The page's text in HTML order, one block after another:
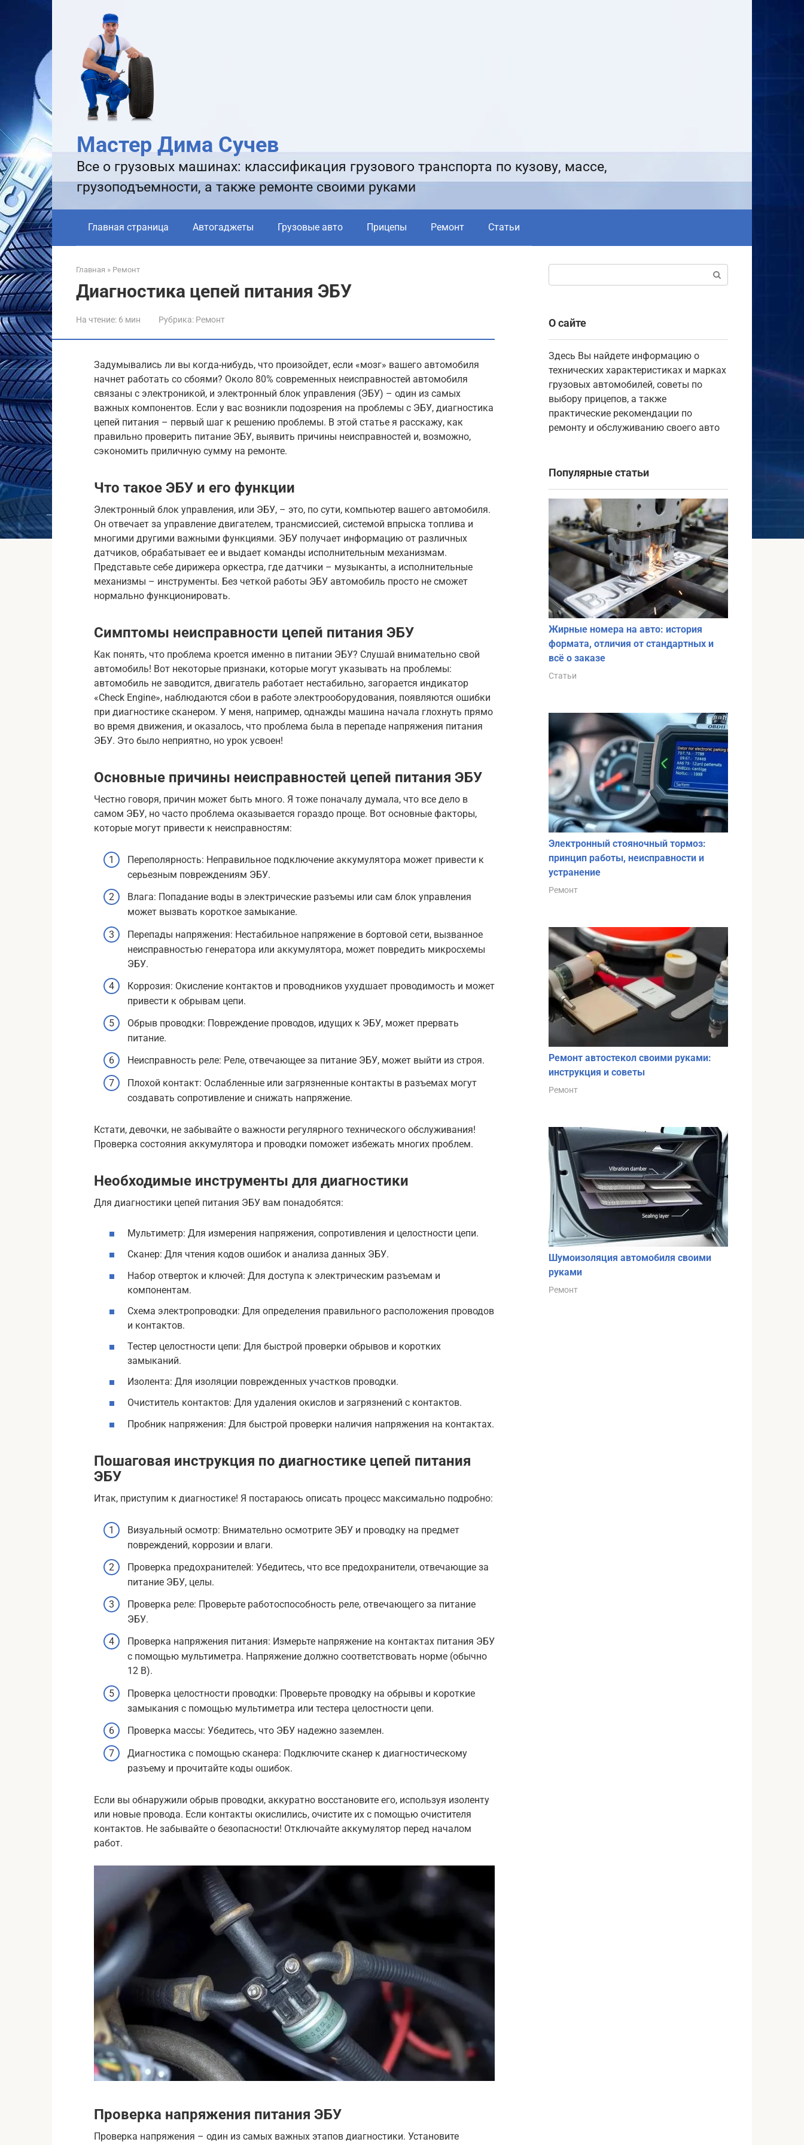
Мастер Дима Сучев
Все о грузовых машинах: классификация грузового транспорта по кузову, массе,
грузоподъемности, а также ремонте своими руками
Главная страница Автогаджеты Грузовые авто Прицепы Ремонт Статьи
Главная » Ремонт
Диагностика цепей питания ЭБУ
На чтение: 6 мин Рубрика: Ремонт
Задумывались ли вы когда-нибудь, что произойдет, если «мозг» вашего автомобиля
начнет работать со сбоями? Около 80% современных неисправностей автомобиля
связаны с электроникой, и электронный блок управления (ЭБУ) – один из самых
важных компонентов. Если у вас возникли подозрения на проблемы с ЭБУ, диагностика
цепей питания – первый шаг к решению проблемы. В этой статье я расскажу, как
правильно проверить питание ЭБУ, выявить причины неисправностей и, возможно,
сэкономить приличную сумму на ремонте.
Что такое ЭБУ и его функции
Электронный блок управления, или ЭБУ, – это, по сути, компьютер вашего автомобиля.
Он отвечает за управление двигателем, трансмиссией, системой впрыска топлива и
многими другими важными функциями. ЭБУ получает информацию от различных
датчиков, обрабатывает ее и выдает команды исполнительным механизмам.
Представьте себе дирижера оркестра, где датчики – музыканты, а исполнительные
механизмы – инструменты. Без четкой работы ЭБУ автомобиль просто не сможет
нормально функционировать.
Симптомы неисправности цепей питания ЭБУ
Как понять, что проблема кроется именно в питании ЭБУ? Слушай внимательно свой
автомобиль! Вот некоторые признаки, которые могут указывать на проблемы:
автомобиль не заводится, двигатель работает нестабильно, загорается индикатор
«Check Engine», наблюдаются сбои в работе электрооборудования, появляются ошибки
при диагностике сканером. У меня, например, однажды машина начала глохнуть прямо
во время движения, и оказалось, что проблема была в перепаде напряжения питания
ЭБУ. Это было неприятно, но урок усвоен!
Основные причины неисправностей цепей питания ЭБУ
Честно говоря, причин может быть много. Я тоже поначалу думала, что все дело в
самом ЭБУ, но часто проблема оказывается гораздо проще. Вот основные факторы,
которые могут привести к неисправностям:
Переполярность: Неправильное подключение аккумулятора может привести к
серьезным повреждениям ЭБУ.
Влага: Попадание воды в электрические разъемы или сам блок управления
может вызвать короткое замыкание.
Перепады напряжения: Нестабильное напряжение в бортовой сети, вызванное
неисправностью генератора или аккумулятора, может повредить микросхемы
ЭБУ.
Коррозия: Окисление контактов и проводников ухудшает проводимость и может
привести к обрывам цепи.
Обрыв проводки: Повреждение проводов, идущих к ЭБУ, может прервать
питание.
Неисправность реле: Реле, отвечающее за питание ЭБУ, может выйти из строя.
Плохой контакт: Ослабленные или загрязненные контакты в разъемах могут
создавать сопротивление и снижать напряжение.
Кстати, девочки, не забывайте о важности регулярного технического обслуживания!
Проверка состояния аккумулятора и проводки поможет избежать многих проблем.
Необходимые инструменты для диагностики
Для диагностики цепей питания ЭБУ вам понадобятся:
Мультиметр: Для измерения напряжения, сопротивления и целостности цепи.
Сканер: Для чтения кодов ошибок и анализа данных ЭБУ.
Набор отверток и ключей: Для доступа к электрическим разъемам и
компонентам.
Схема электропроводки: Для определения правильного расположения проводов
и контактов.
Тестер целостности цепи: Для быстрой проверки обрывов и коротких
замыканий.
Изолента: Для изоляции поврежденных участков проводки.
Очиститель контактов: Для удаления окислов и загрязнений с контактов.
Пробник напряжения: Для быстрой проверки наличия напряжения на контактах.
Пошаговая инструкция по диагностике цепей питания
ЭБУ
Итак, приступим к диагностике! Я постараюсь описать процесс максимально подробно:
Визуальный осмотр: Внимательно осмотрите ЭБУ и проводку на предмет
повреждений, коррозии и влаги.
Проверка предохранителей: Убедитесь, что все предохранители, отвечающие за
питание ЭБУ, целы.
Проверка реле: Проверьте работоспособность реле, отвечающего за питание
ЭБУ.
Проверка напряжения питания: Измерьте напряжение на контактах питания ЭБУ
с помощью мультиметра. Напряжение должно соответствовать норме (обычно
12 В).
Проверка целостности проводки: Проверьте проводку на обрывы и короткие
замыкания с помощью мультиметра или тестера целостности цепи.
Проверка массы: Убедитесь, что ЭБУ надежно заземлен.
Диагностика с помощью сканера: Подключите сканер к диагностическому
разъему и прочитайте коды ошибок.
Если вы обнаружили обрыв проводки, аккуратно восстановите его, используя изоленту
или новые провода. Если контакты окислились, очистите их с помощью очистителя
контактов. Не забывайте о безопасности! Отключайте аккумулятор перед началом
работ.
Проверка напряжения питания ЭБУ
Проверка напряжения – один из самых важных этапов диагностики. Установите
О сайте
Здесь Вы найдете информацию о
технических характеристиках и марках
грузовых автомобилей, советы по
выбору прицепов, а также
практические рекомендации по
ремонту и обслуживанию своего авто
Популярные статьи
Жирные номера на авто: история
формата, отличия от стандартных и
всё о заказе
Статьи
Электронный стояночный тормоз:
принцип работы, неисправности и
устранение
Ремонт
Ремонт автостекол своими руками:
инструкция и советы
Ремонт
Шумоизоляция автомобиля своими
руками
Ремонт